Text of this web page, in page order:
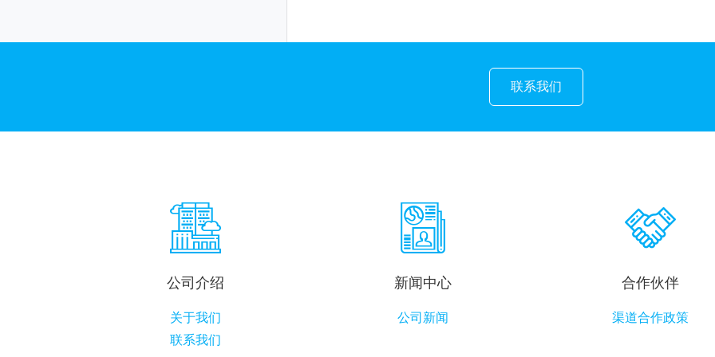
联系我们
公司介绍
关于我们
联系我们
新闻中心
公司新闻
合作伙伴
渠道合作政策